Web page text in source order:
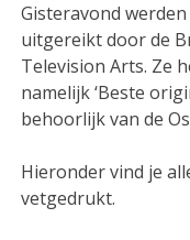
Gisteravond werden
uitgereikt door de
Television Arts. Ze
namelijk ‘Beste
behoorlijk van de
Hieronder vind je
vetgedrukt.